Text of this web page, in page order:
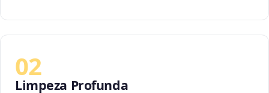
02
Limpeza Profunda